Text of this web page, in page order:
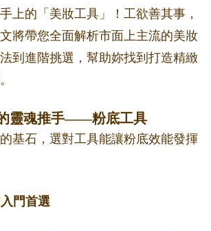
上的「美妝工具」！工欲善其事，
將帶您全面解析市面上主流的美妝
到進階挑選，幫助妳找到打造精緻
靈魂推手——粉底工具
基石，選對工具能讓粉底效能發揮
門首選